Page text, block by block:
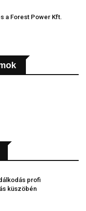
a Forest Power Kft.
profi
küszöbén